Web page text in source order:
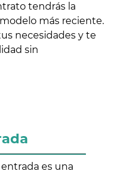
tendrás la
más reciente.
necesidades y te
sin
es una